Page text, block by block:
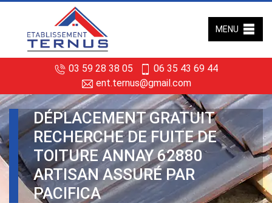
03 59 28 38 05
06 35 43 69 44
ent.ternus@gmail.com
MENU
DÉPLACEMENT GRATUIT
RECHERCHE DE FUITE DE
TOITURE ANNAY 62880
ARTISAN ASSURÉ PAR
PACIFICA